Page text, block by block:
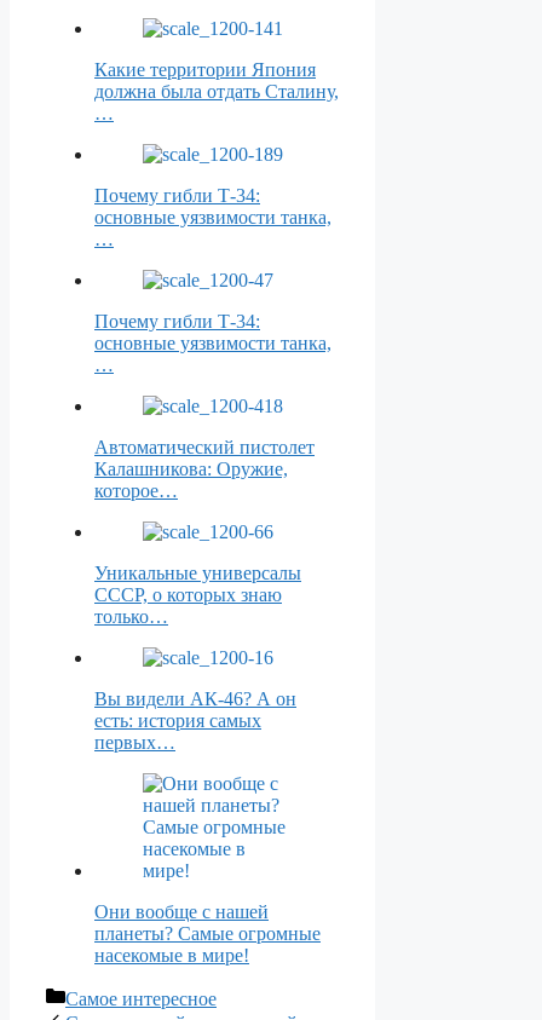
Какие территории Япония
должна была отдать Сталину,
…
Почему гибли Т-34:
основные уязвимости танка,
…
Почему гибли Т-34:
основные уязвимости танка,
…
Автоматический пистолет
Калашникова: Оружие,
которое…
Уникальные универсалы
СССР, о которых знаю
только…
Вы видели АК-46? А он
есть: история самых
первых…
Они вообще с нашей
планеты? Самые огромные
насекомые в мире!
Рубрики
Самое интересное